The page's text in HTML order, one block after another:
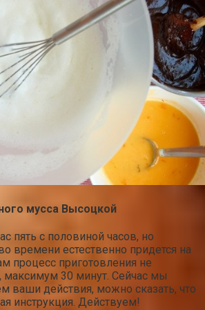
мусса Высоцкой
пять с половиной часов, но
времени естественно придется на
процесс приготовления не
30 минут. Сейчас мы
ваши действия, можно сказать, что
инструкция. Действуем!